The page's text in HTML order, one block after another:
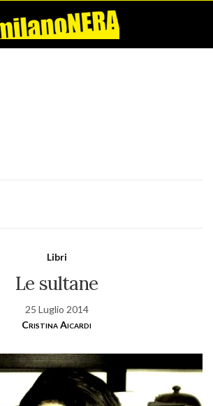
Libri
Le sultane
25 Luglio 2014
Cristina Aicardi